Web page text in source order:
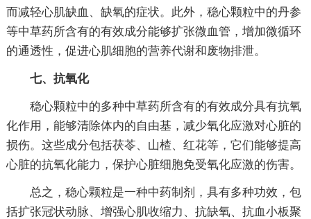
而减轻心肌缺血、缺氧的症状。此外，稳心颗粒中的丹参
等中草药所含有的有效成分能够扩张微血管，增加微循环
的通透性，促进心肌细胞的营养代谢和废物排泄。
七、抗氧化
稳心颗粒中的多种中草药所含有的有效成分具有抗氧
化作用，能够清除体内的自由基，减少氧化应激对心脏的
损伤。这些成分包括茯苓、山楂、红花等，它们能够提高
心脏的抗氧化能力，保护心脏细胞免受氧化应激的伤害。
总之，稳心颗粒是一种中药制剂，具有多种功效，包
括扩张冠状动脉、增强心肌收缩力、抗缺氧、抗血小板聚